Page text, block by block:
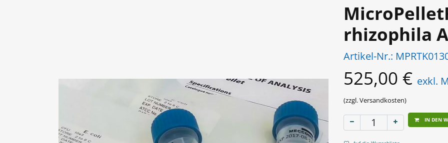
rhizophila
Artikel-Nr.:
525,00 € exkl.
(zzgl. Versandkosten)
IN DEN